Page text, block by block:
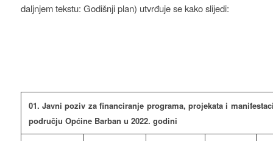
daljnjem tekstu: Godišnji plan) utvrđuje se kako slijedi:
01. Javni poziv za financiranje programa, projekata i
području Općine Barban u 2022. godini